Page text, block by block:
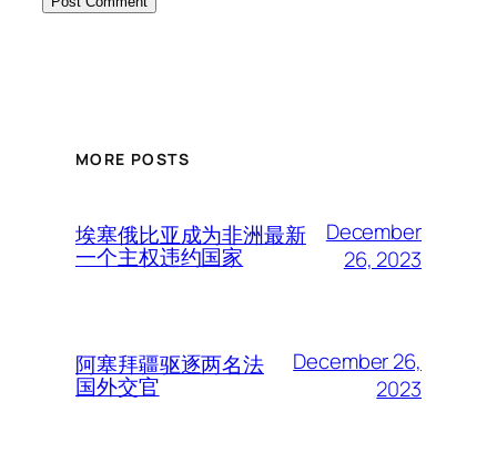
MORE POSTS
埃塞俄比亚成为非洲最新
一个主权违约国家
December
26, 2023
阿塞拜疆驱逐两名法
国外交官
December 26,
2023